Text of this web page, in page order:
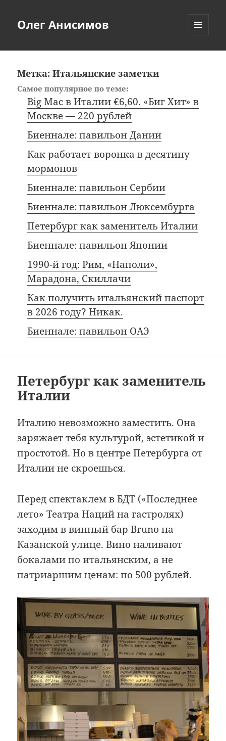
Олег Анисимов
Метка:Итальянские заметки
Самое популярное по теме:
Big Mac в Италии €6,60. «Биг Хит» в
Москве — 220 рублей
Биеннале: павильон Дании
Как работает воронка в десятину
мормонов
Биеннале: павильон Сербии
Биеннале: павильон Люксембурга
Петербург как заменитель Италии
Биеннале: павильон Японии
1990-й год: Рим, «Наполи»,
Марадона, Скиллачи
Как получить итальянский паспорт
в 2026 году? Никак.
Биеннале: павильон ОАЭ
Петербург как заменитель
Италии
Италию невозможно заместить. Она
заряжает тебя культурой, эстетикой и
простотой. Но в центре Петербурга от
Италии не скроешься.
Перед спектаклем в БДТ («Последнее
лето» Театра Наций на гастролях)
заходим в винный бар Bruno на
Казанской улице. Вино наливают
бокалами по итальянским, а не
патриаршим ценам: по 500 рублей.